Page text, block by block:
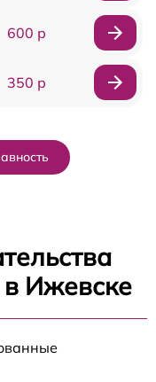
600 р
350 р
в Ижевске